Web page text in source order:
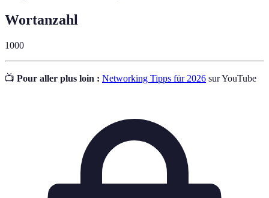
Wortanzahl
1000
📺 Pour aller plus loin : Networking Tipps für 2026 sur YouTube